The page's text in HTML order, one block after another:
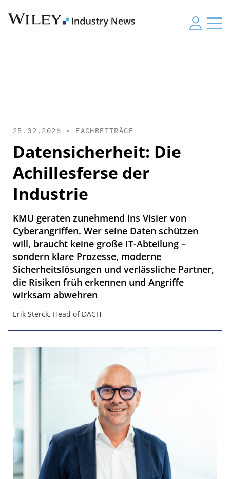
25.02.2026 • FACHBEITRÄGE
Datensicherheit: Die
Achillesferse der
Industrie
KMU geraten zunehmend ins Visier von
Cyberangriffen. Wer seine Daten schützen
will, braucht keine große IT-Abteilung –
sondern klare Prozesse, moderne
Sicherheitslösungen und ­verlässliche Partner,
die Risiken früh erkennen und Angriffe
wirksam abwehren
Erik Sterck, Head of DACH